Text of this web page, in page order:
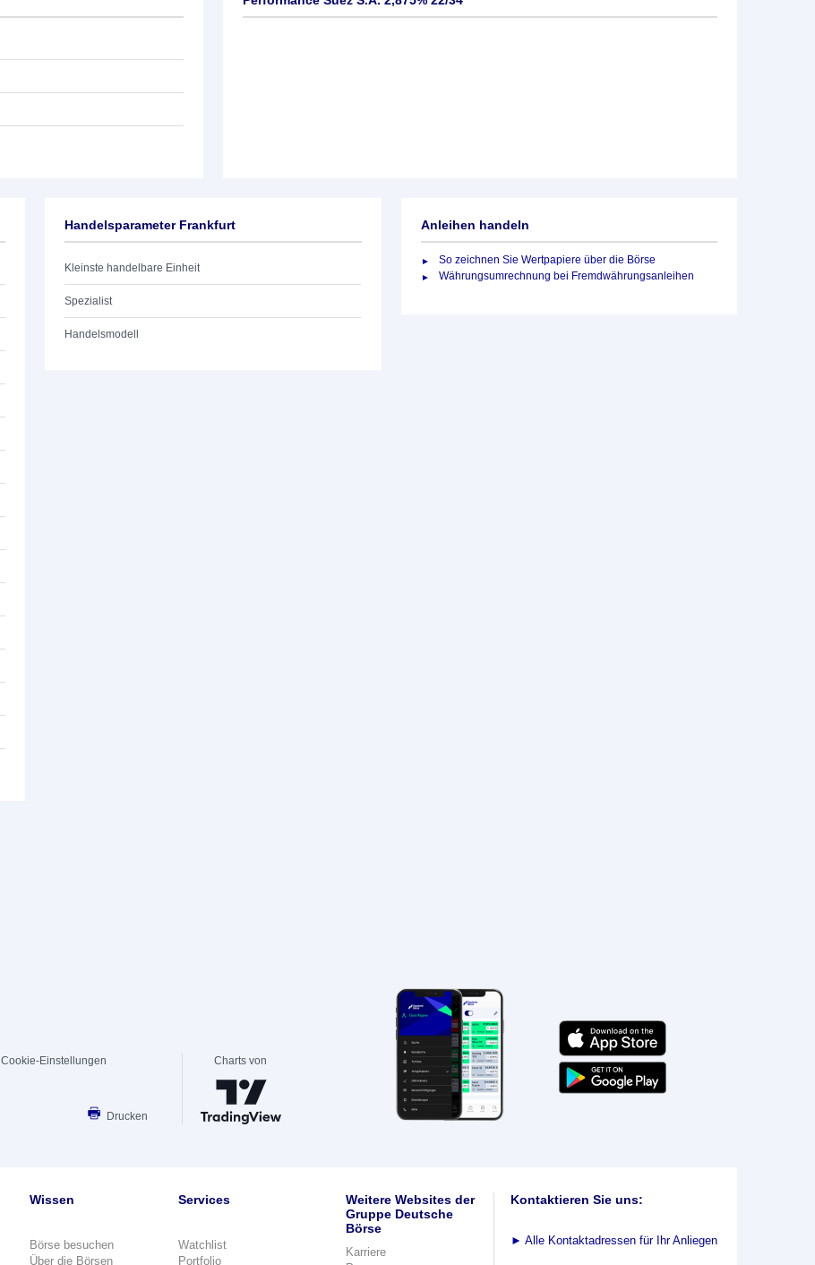
Handelsparameter Frankfurt
Kleinste handelbare Einheit
Spezialist
Handelsmodell
Anleihen handeln
So zeichnen Sie Wertpapiere über die Börse
Währungsumrechnung bei Fremdwährungsanleihen
Cookie-Einstellungen
Drucken
Charts von
Wissen
Börse besuchen
Über die Börsen
Services
Watchlist
Portfolio
Weitere Websites der
Gruppe Deutsche
Börse
Karriere
Kontaktieren Sie uns:
► Alle Kontaktadressen für Ihr Anliegen